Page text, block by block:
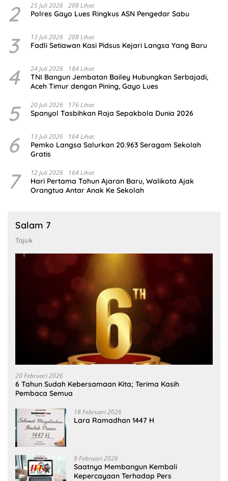
2 25 Juli 2026 208 Lihat
Polres Gayo Lues Ringkus ASN Pengedar Sabu
3 13 Juli 2026 208 Lihat
Fadli Setiawan Kasi Pidsus Kejari Langsa Yang Baru
4 24 Juli 2026 184 Lihat
TNI Bangun Jembatan Bailey Hubungkan Serbajadi,
Aceh Timur dengan Pining, Gayo Lues
5 20 Juli 2026 176 Lihat
Spanyol Tasbihkan Raja Sepakbola Dunia 2026
6 13 Juli 2026 164 Lihat
Pemko Langsa Salurkan 20.963 Seragam Sekolah
Gratis
7 12 Juli 2026 164 Lihat
Hari Pertama Tahun Ajaran Baru, Walikota Ajak
Orangtua Antar Anak Ke Sekolah
Salam 7
Tajuk
20 Februari 2026
6 Tahun Sudah Kebersamaan Kita; Terima Kasih
Pembaca Semua
18 Februari 2026
Lara Ramadhan 1447 H
9 Februari 2026
Saatnya Membangun Kembali
Kepercayaan Terhadap Pers